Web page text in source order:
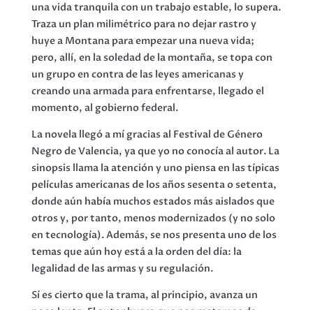
una vida tranquila con un trabajo estable, lo supera.
Traza un plan milimétrico para no dejar rastro y
huye a Montana para empezar una nueva vida;
pero, allí, en la soledad de la montaña, se topa con
un grupo en contra de las leyes americanas y
creando una armada para enfrentarse, llegado el
momento, al gobierno federal.
La novela llegó a mí gracias al Festival de Género
Negro de Valencia, ya que yo no conocía al autor. La
sinopsis llama la atención y uno piensa en las típicas
películas americanas de los años sesenta o setenta,
donde aún había muchos estados más aislados que
otros y, por tanto, menos modernizados (y no solo
en tecnología). Además, se nos presenta uno de los
temas que aún hoy está a la orden del día: la
legalidad de las armas y su regulación.
Sí es cierto que la trama, al principio, avanza un